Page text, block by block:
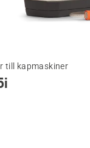
till kapmaskiner